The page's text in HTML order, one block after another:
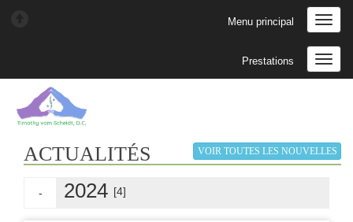
Menu principal
Prestations
ACTUALITÉS VOIR TOUTES LES NOUVELLES
- 2024 [4]